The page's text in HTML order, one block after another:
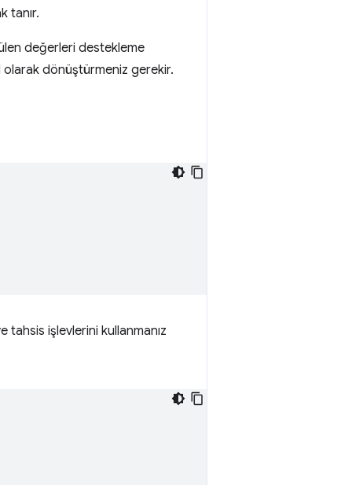
tanır.
değerleri destekleme
olarak dönüştürmeniz gerekir.
tahsis işlevlerini kullanmanız